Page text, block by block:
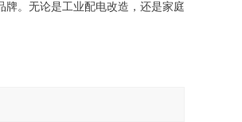
牌。无论是工业配电改造，还是家庭